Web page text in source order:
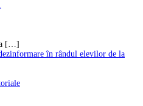
[…]
în rândul elevilor de la